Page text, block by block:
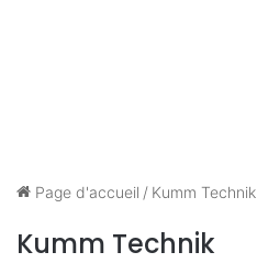
Page d'accueil / Kumm Technik
Kumm Technik